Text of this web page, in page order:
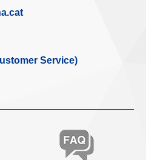
Service)